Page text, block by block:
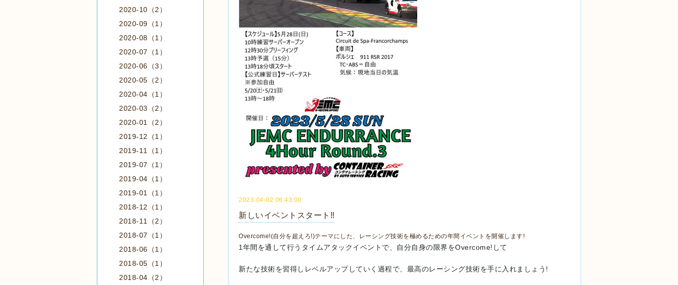
2023-04-02 06:43:00
新しいイベントスタート‼️
Overcome!(自分を超えろ!)テーマにした、レーシング技術を極めるための年間イベントを開催します!
1年間を通して行うタイムアタックイベントで、自分自身の限界をOvercome!して
新たな技術を習得しレベルアップしていく過程で、最高のレーシング技術を手に入れましょう!
2020-10（2）
2020-09（1）
2020-08（1）
2020-07（1）
2020-06（3）
2020-05（2）
2020-04（1）
2020-03（2）
2020-01（2）
2019-12（1）
2019-11（1）
2019-07（1）
2019-04（1）
2019-01（1）
2018-12（1）
2018-11（2）
2018-07（1）
2018-06（1）
2018-05（1）
2018-04（2）